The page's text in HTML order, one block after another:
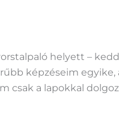
helyett –
képzéseim
csak a lapokkal